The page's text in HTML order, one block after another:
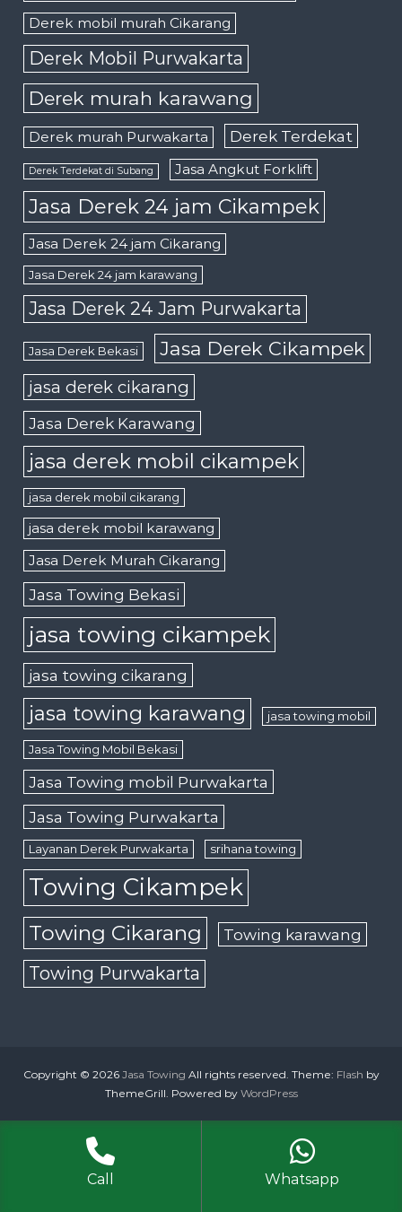
Derek mobil murah Cikarang
Derek Mobil Purwakarta
Derek murah karawang
Derek murah Purwakarta Derek Terdekat
Derek Terdekat di Subang Jasa Angkut Forklift
Jasa Derek 24 jam Cikampek
Jasa Derek 24 jam Cikarang
Jasa Derek 24 jam karawang
Jasa Derek 24 Jam Purwakarta
Jasa Derek Bekasi Jasa Derek Cikampek
jasa derek cikarang
Jasa Derek Karawang
jasa derek mobil cikampek
jasa derek mobil cikarang
jasa derek mobil karawang
Jasa Derek Murah Cikarang
Jasa Towing Bekasi
jasa towing cikampek
jasa towing cikarang
jasa towing karawang jasa towing mobil
Jasa Towing Mobil Bekasi
Jasa Towing mobil Purwakarta
Jasa Towing Purwakarta
Layanan Derek Purwakarta srihana towing
Towing Cikampek
Towing Cikarang Towing karawang
Towing Purwakarta
Copyright © 2026 Jasa Towing All rights reserved. Theme: Flash by
ThemeGrill. Powered by WordPress
Call Whatsapp